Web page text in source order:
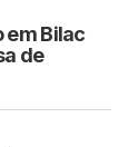
em Bilac
de